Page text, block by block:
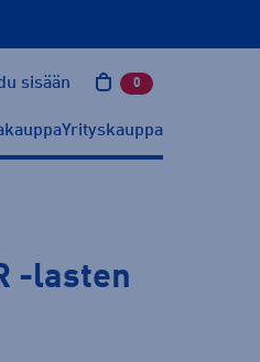
sisään 0 tuotetta
Yrityskauppa
-lasten